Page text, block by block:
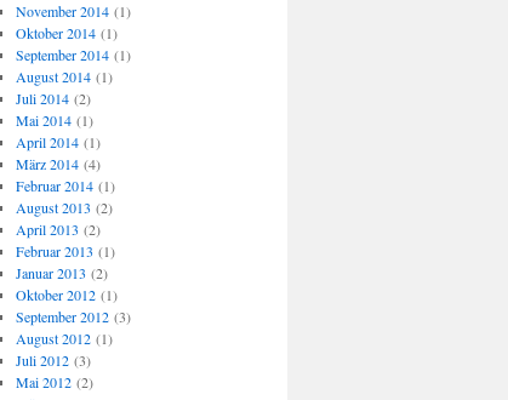
November 2014(1)
Oktober 2014(1)
September 2014(1)
August 2014(1)
Juli 2014(2)
Mai 2014(1)
April 2014(1)
März 2014(4)
Februar 2014(1)
August 2013 (2)
April 2013 (2)
Februar 2013 (1)
Januar 2013 (2)
Oktober 2012(1)
September 2012(3)
August 2012(1)
Juli 2012(3)
Mai 2012(2)